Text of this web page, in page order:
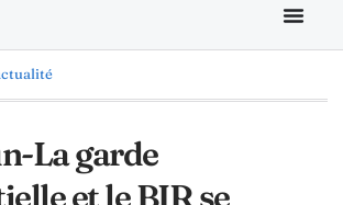
La garde
et le BIR se